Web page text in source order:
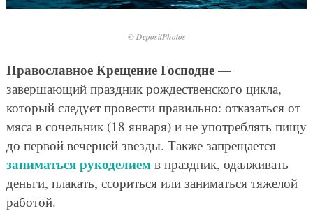
© DepositPhotos
Православное Крещение Господне—
завершающий праздник рождественского цикла,
который следует провести правильно: отказаться от
мяса в сочельник (18 января) и не употреблять пищу
до первой вечерней звезды. Также запрещается
заниматься рукоделиемв праздник, одалживать
деньги, плакать, ссориться или заниматься тяжелой
работой.